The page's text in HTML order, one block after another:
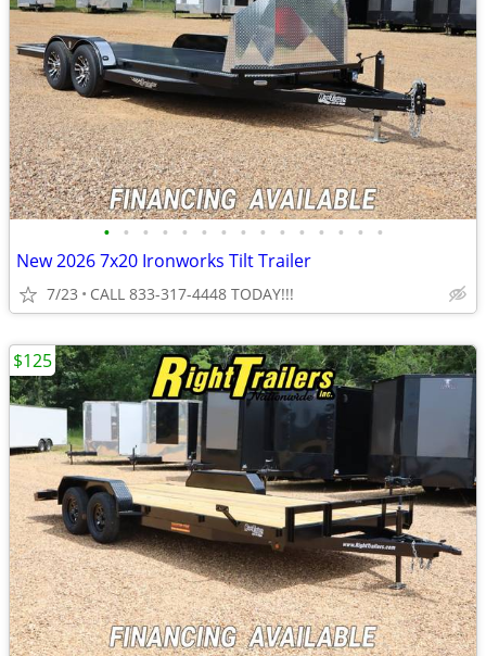
• • • • • • • • • • • • • • •
New 2026 7x20 Ironworks Tilt Trailer
7/23 CALL 833-317-4448 TODAY!!!
$125